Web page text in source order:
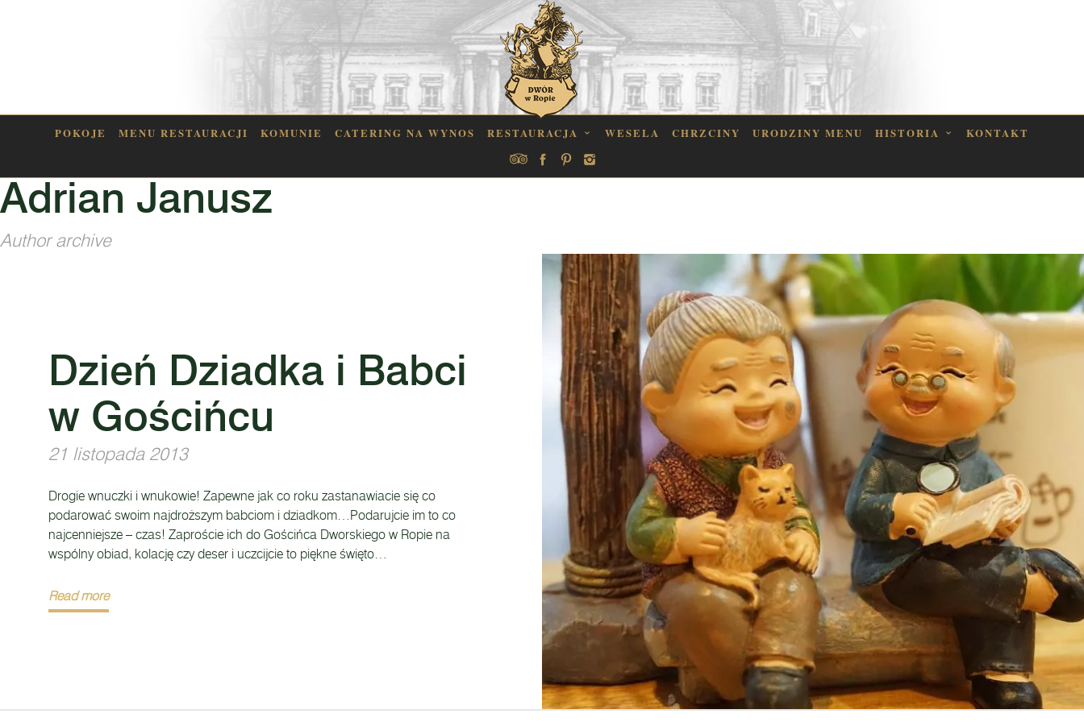
POKOJE MENU RESTAURACJI KOMUNIE CATERING NA WYNOS RESTAURACJA WESELA CHRZCINY URODZINY MENU HISTORIA KONTAKT
Adrian Janusz
Author archive
Dzień Dziadka i Babci
w Gościńcu
21 listopada 2013
Drogie wnuczki i wnukowie! Zapewne jak co roku zastanawiacie się co
podarować swoim najdroższym babciom i dziadkom…Podarujcie im to co
najcenniejsze – czas! Zaproście ich do Gościńca Dworskiego w Ropie na
wspólny obiad, kolację czy deser i uczcijcie to piękne święto…
Read more